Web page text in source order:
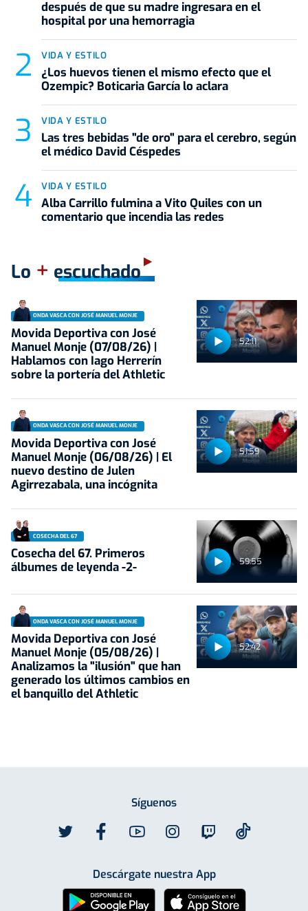
después de que su madre ingresara en el
hospital por una hemorragia
VIDA Y ESTILO
¿Los huevos tienen el mismo efecto que el
Ozempic? Boticaria García lo aclara
VIDA Y ESTILO
Las tres bebidas "de oro" para el cerebro, según
el médico David Céspedes
VIDA Y ESTILO
Alba Carrillo fulmina a Vito Quiles con un
comentario que incendia las redes
Lo + escuchado
52:11
ONDA VASCA CON JOSÉ MANUEL MONJE
Movida Deportiva con José
Manuel Monje (07/08/26) |
Hablamos con Iago Herrerín
sobre la portería del Athletic
51:59
ONDA VASCA CON JOSÉ MANUEL MONJE
Movida Deportiva con José
Manuel Monje (06/08/26) | El
nuevo destino de Julen
Agirrezabala, una incógnita
59:55
COSECHA DEL 67
Cosecha del 67. Primeros
álbumes de leyenda -2-
52:42
ONDA VASCA CON JOSÉ MANUEL MONJE
Movida Deportiva con José
Manuel Monje (05/08/26) |
Analizamos la "ilusión" que han
generado los últimos cambios en
el banquillo del Athletic
Síguenos
Descárgate nuestra App